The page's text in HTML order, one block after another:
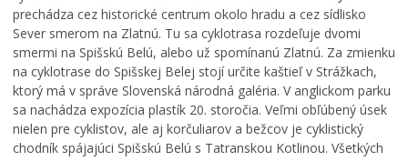
prechádza cez historické centrum okolo hradu a cez sídlisko
Sever smerom na Zlatnú. Tu sa cyklotrasa rozdeľuje dvomi
smermi na Spišskú Belú, alebo už spomínanú Zlatnú. Za zmienku
na cyklotrase do Spišskej Belej stojí určite kaštieľ v Strážkach,
ktorý má v správe Slovenská národná galéria. V anglickom parku
sa nachádza expozícia plastík 20. storočia. Veľmi obľúbený úsek
nielen pre cyklistov, ale aj korčuliarov a bežcov je cyklistický
chodník spájajúci Spišskú Belú s Tatranskou Kotlinou. Všetkých
a
l
i
s
k
o
v
K
e
p
a
t
r
K
e
s
o
m
:
K
o
s
t